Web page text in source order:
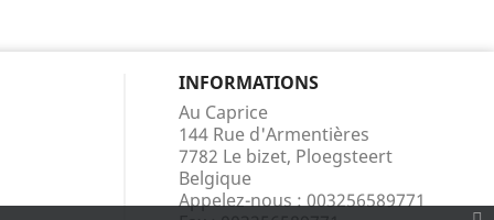
INFORMATIONS
Au Caprice
144 Rue d'Armentières
7782 Le bizet, Ploegsteert
Belgique
Appelez-nous :003256589771